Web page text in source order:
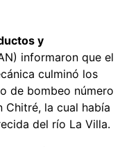
y
informaron que el
culminó los
de bombeo número
Chitré, la cual había
del río La Villa.